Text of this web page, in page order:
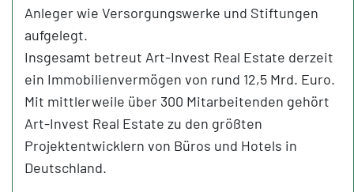
Anleger wie Versorgungswerke und Stiftungen
aufgelegt.
Insgesamt betreut Art-Invest Real Estate derzeit
ein Immobilienvermögen von rund 12,5 Mrd. Euro.
Mit mittlerweile über 300 Mitarbeitenden gehört
Art-Invest Real Estate zu den größten
Projektentwicklern von Büros und Hotels in
Deutschland.